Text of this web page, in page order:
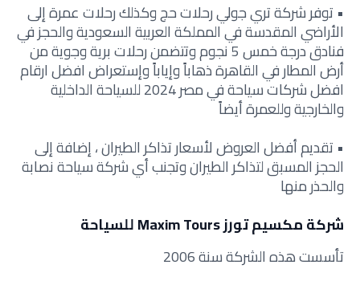
• توفر شركة تري جولي رحلات حج وكذلك رحلات عمرة إلى
الأراضي المقدسة في المملكة العربية السعودية والحجز في
فنادق درجة خمس 5 نجوم وتتضمن رحلات برية وجوية من
أرض المطار في القاهرة ذهاباً وإياباً وإستعراض افضل ارقام
افضل شركات سياحة في مصر 2024 للسياحة الداخلية
والخارجية وللعمرة أيضاً
• تقديم أفضل العروض لأسعار تذاكر الطيران ، إضافة إلى
الحجز المسبق لتذاكر الطيران وتجنب أي شركة سياحة نصابة
والحذر منها
شركة مكسيم تورز Maxim Tours للسياحة
تأسست هذه الشركة سنة 2006